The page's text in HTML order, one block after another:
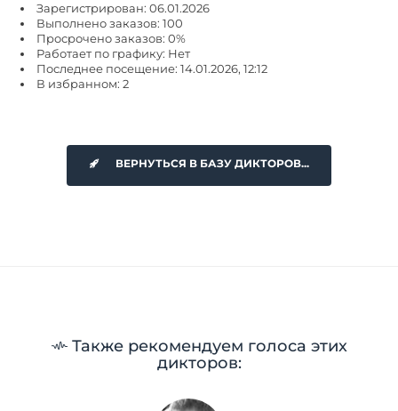
Зарегистрирован: 06.01.2026
Выполнено заказов: 100
Просрочено заказов: 0%
Работает по графику: Нет
Последнее посещение: 14.01.2026, 12:12
В избранном: 2
ВЕРНУТЬСЯ В БАЗУ ДИКТОРОВ...
Также рекомендуем голоса этих
дикторов: